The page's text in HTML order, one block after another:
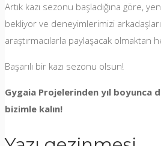
Artık kazı sezonu başladığına göre,
bekliyor ve deneyimlerimizi
araştırmacılarla paylaşacak olmaktan
Başarılı bir kazı sezonu olsun!
Gygaia Projelerinden yıl boyunca
bizimle kalın!